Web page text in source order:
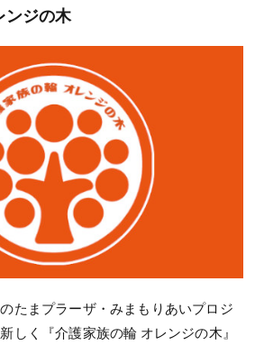
ンジの木
たまプラーザ・みまもりあいプロジ
しく『介護家族の輪 オレンジの木』